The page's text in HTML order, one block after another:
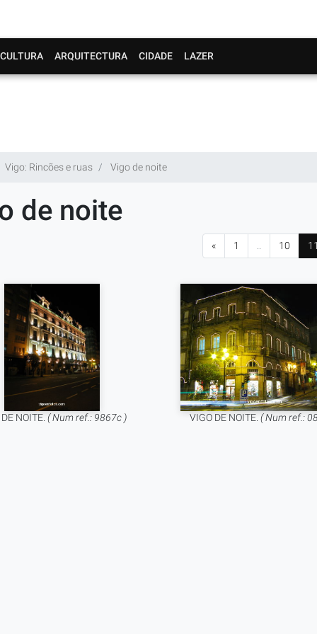
CULTURA ARQUITECTURA CIDADE LAZER
Vigo: Rincões e ruas Vigo de noite
de noite
« 1 10
NOITE.( Num ref.: 9867c ) VIGO DE NOITE.( Num ref.: